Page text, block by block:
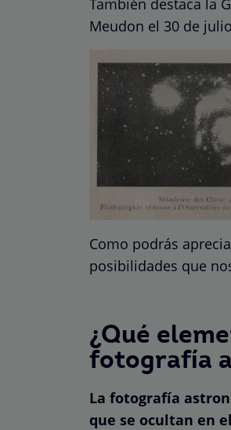
También destaca la
Meudon el 30 de
Como podrás
posibilidades que
¿Qué
fotografía
La fotografía
que se ocultan en